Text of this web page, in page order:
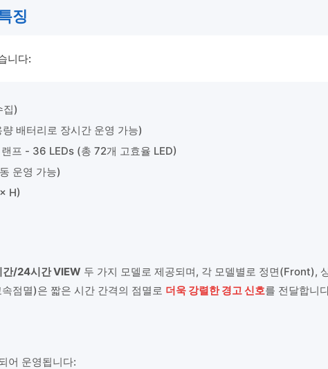
징
니다:
집)
배터리로 장시간 운영 가능)
프 - 36 LEDs (총 72개 고효율 LED)
운영 가능)
H)
간/24시간 VIEW 두 가지 모델로 제공되며, 각 모델별로 정면(Front),
점멸)은 짧은 시간 간격의 점멸로 더욱 강렬한 경고 신호를 전달합니
어 운영됩니다: